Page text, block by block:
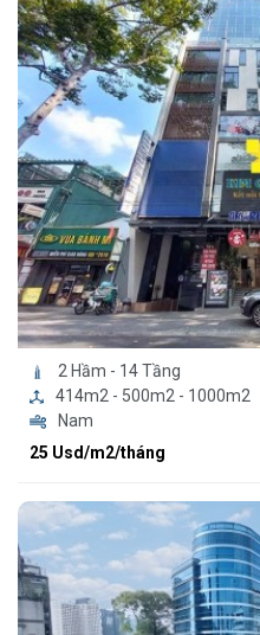
2 Hầm - 14 Tầng
414m2 - 500m2 - 1000m2
Nam
25 Usd/m2/tháng